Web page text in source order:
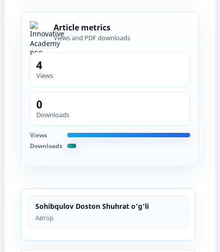
Sohibqulov Doston Shuhrat o‘g‘li
Автор
Article metrics
Views and PDF downloads
4
Views
0
Downloads
Views
Downloads